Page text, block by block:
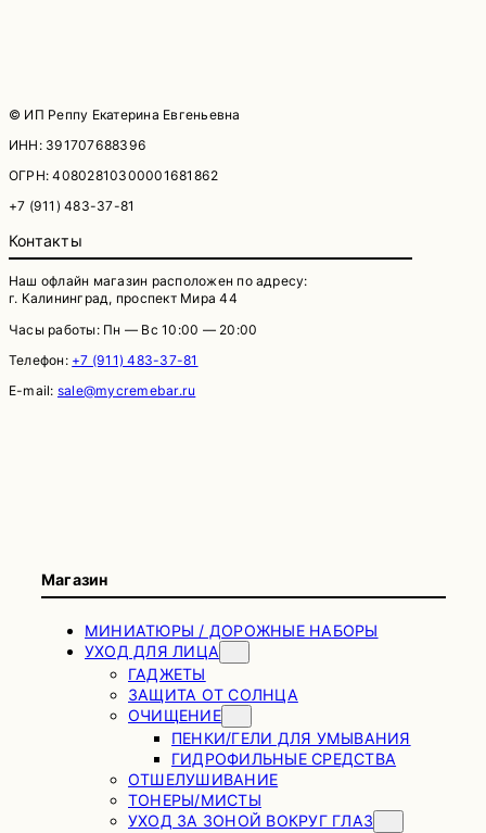
© ИП Реппу Екатерина Евгеньевна
ИНН: 391707688396
ОГРН: 40802810300001681862
+7 (911) 483-37-81
Контакты
Наш офлайн магазин расположен по адресу:
г. Калининград, проспект Мира 44
Часы работы: Пн — Вс 10:00 — 20:00
Телефон: +7 (911) 483-37-81
E-mail: sale@mycremebar.ru
Магазин
МИНИАТЮРЫ / ДОРОЖНЫЕ НАБОРЫ
УХОД ДЛЯ ЛИЦА
ГАДЖЕТЫ
ЗАЩИТА ОТ СОЛНЦА
ОЧИЩЕНИЕ
ПЕНКИ/ГЕЛИ ДЛЯ УМЫВАНИЯ
ГИДРОФИЛЬНЫЕ СРЕДСТВА
ОТШЕЛУШИВАНИЕ
ТОНЕРЫ/МИСТЫ
УХОД ЗА ЗОНОЙ ВОКРУГ ГЛАЗ